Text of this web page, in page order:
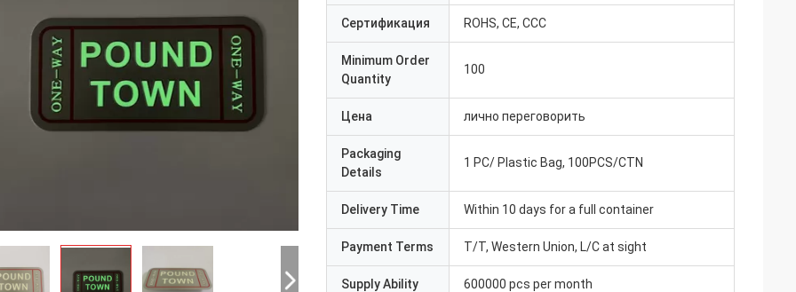
Сертификация ROHS, CE, CCC
Minimum Order
Quantity
100
Цена лично переговорить
Packaging
Details
1 PC/ Plastic Bag, 100PCS/CTN
Delivery Time Within 10 days for a full container
Payment Terms T/T, Western Union, L/C at sight
Supply Ability 600000 pcs per month